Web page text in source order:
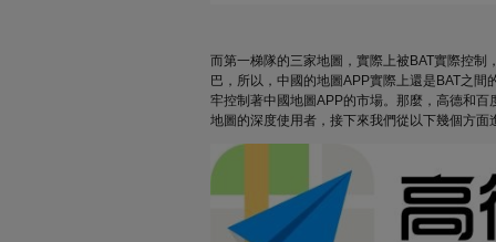
而第一梯隊的三家地圖，實際上被BAT實際控制
巴，所以，中國的地圖APP實際上還是BAT之間
牢控制著中國地圖APP的市場。那麼，高德和
地圖的深度使用者，接下來我們從以下幾個方面